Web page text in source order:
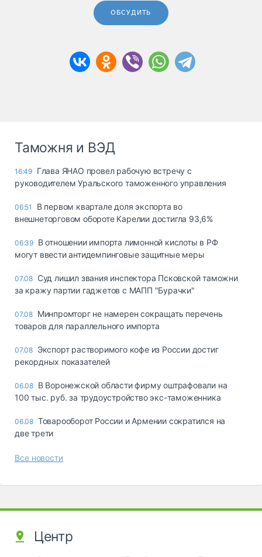
ОБСУДИТЬ
Таможня и ВЭД
16:49 Глава ЯНАО провел рабочую встречу с
руководителем Уральского таможенного управления
06:51
В первом квартале доля экспорта во
внешнеторговом обороте Карелии достигла 93,6%
06:39 В отношении импорта лимонной кислоты в РФ
могут ввести антидемпинговые защитные меры
07.08 Суд лишил звания инспектора Псковской таможни
за кражу партии гаджетов с МАПП "Бурачки"
07.08 Минпромторг не намерен сокращать перечень
товаров для параллельного импорта
07.08 Экспорт растворимого кофе из России достиг
рекордных показателей
06.08 В Воронежской области фирму оштрафовали на
100 тыс. руб. за трудоустройство экс-таможенника
06.08 Товарооборот России и Армении сократился на
две трети
Все новости
Центр